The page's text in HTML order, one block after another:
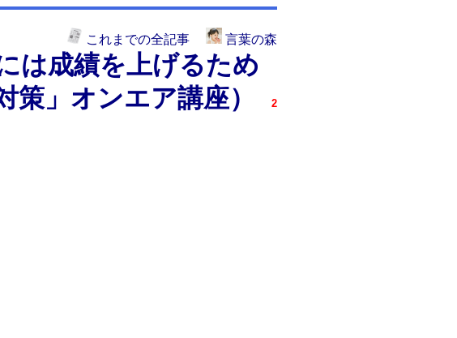
これまでの全記事 言葉の森
は成績を上げるため
」オンエア講座）
2